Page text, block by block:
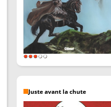
Juste avant la chute